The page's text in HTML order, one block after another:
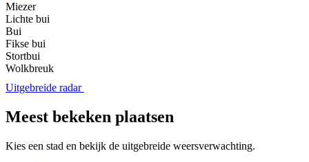
Miezer
Lichte bui
Bui
Fikse bui
Stortbui
Wolkbreuk
Uitgebreide radar
Meest bekeken plaatsen
Kies een stad en bekijk de uitgebreide weersverwachting.